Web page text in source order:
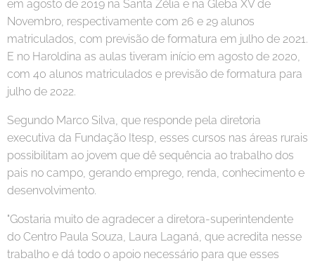
em agosto de 2019 na Santa Zélia e na Gleba XV de
Novembro, respectivamente com 26 e 29 alunos
matriculados, com previsão de formatura em julho de 2021.
E no Haroldina as aulas tiveram início em agosto de 2020,
com 40 alunos matriculados e previsão de formatura para
julho de 2022.
Segundo Marco Silva, que responde pela diretoria
executiva da Fundação Itesp, esses cursos nas áreas rurais
possibilitam ao jovem que dê sequência ao trabalho dos
pais no campo, gerando emprego, renda, conhecimento e
desenvolvimento.
"Gostaria muito de agradecer a diretora-superintendente
do Centro Paula Souza, Laura Laganá, que acredita nesse
trabalho e dá todo o apoio necessário para que esses